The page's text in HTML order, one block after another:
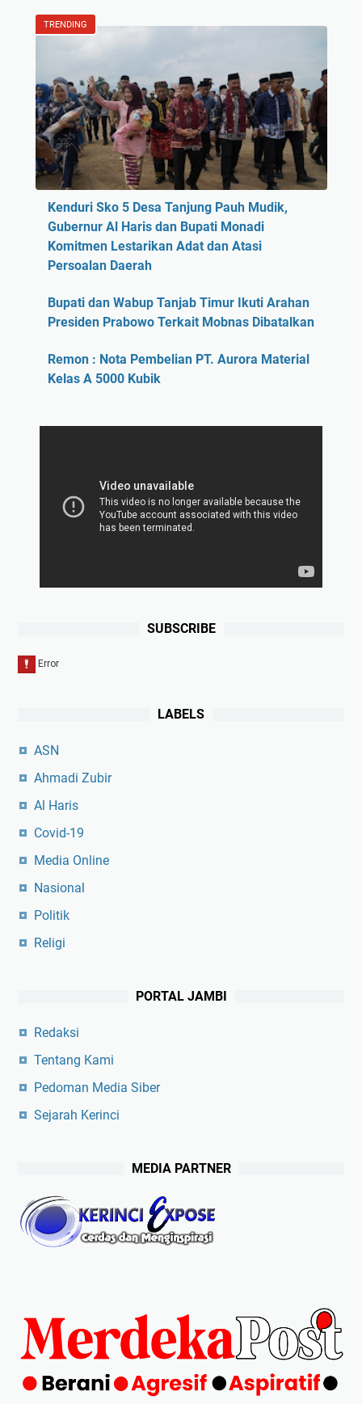
TRENDING
Kenduri Sko 5 Desa Tanjung Pauh Mudik,
Gubernur Al Haris dan Bupati Monadi
Komitmen Lestarikan Adat dan Atasi
Persoalan Daerah
Bupati dan Wabup Tanjab Timur Ikuti Arahan
Presiden Prabowo Terkait Mobnas Dibatalkan
Remon : Nota Pembelian PT. Aurora Material
Kelas A 5000 Kubik
SUBSCRIBE
LABELS
ASN
Ahmadi Zubir
Al Haris
Covid-19
Media Online
Nasional
Politik
Religi
PORTAL JAMBI
Redaksi
Tentang Kami
Pedoman Media Siber
Sejarah Kerinci
MEDIA PARTNER